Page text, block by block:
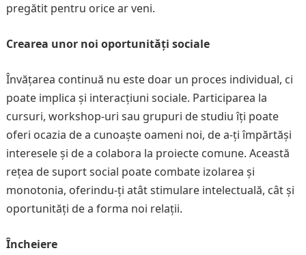
pregătit pentru orice ar veni.
Crearea unor noi oportunități sociale
Învățarea continuă nu este doar un proces individual, ci
poate implica și interacțiuni sociale. Participarea la
cursuri, workshop-uri sau grupuri de studiu îți poate
oferi ocazia de a cunoaște oameni noi, de a-ți împărtăși
interesele și de a colabora la proiecte comune. Această
rețea de suport social poate combate izolarea și
monotonia, oferindu-ți atât stimulare intelectuală, cât și
oportunități de a forma noi relații.
Încheiere